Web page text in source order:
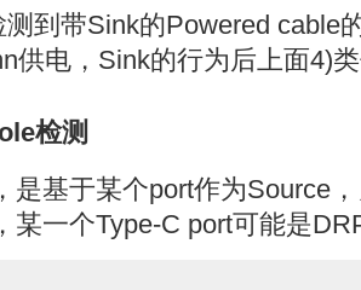
测到带Sink的Powered cable
供电，Sink的行为后上面4)
检测
是基于某个port作为Source
某一个Type-C port可能是